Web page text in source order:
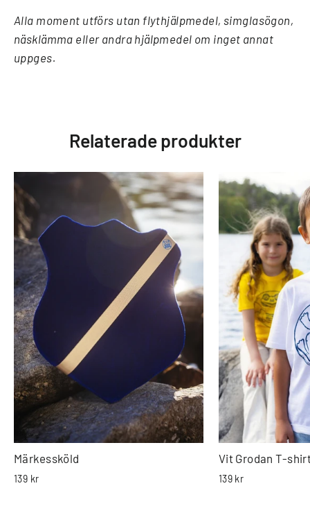
Alla moment utförs utan flythjälpmedel, simglasögon,
näsklämma eller andra hjälpmedel om inget annat
uppges.
Relaterade produkter
Märkessköld
139 kr
Vit Grodan T-
139 kr